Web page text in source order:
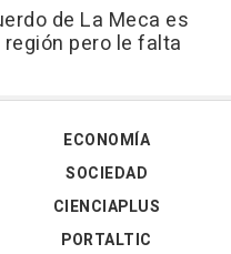
de La Meca es
pero le falta
ECONOMÍA
SOCIEDAD
CIENCIAPLUS
PORTALTIC